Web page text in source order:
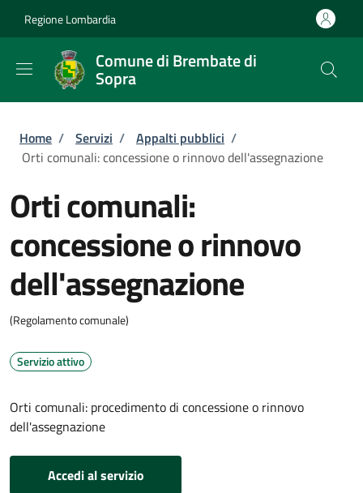
Regione Lombardia
Comune di Brembate di
Sopra
Briciole di pane
Home / Servizi / Appalti pubblici /
Orti comunali: concessione o rinnovo dell'assegnazione
Orti comunali:
concessione o rinnovo
dell'assegnazione
(Regolamento comunale)
Servizio attivo
Orti comunali: procedimento di concessione o rinnovo
dell'assegnazione
Accedi al servizio